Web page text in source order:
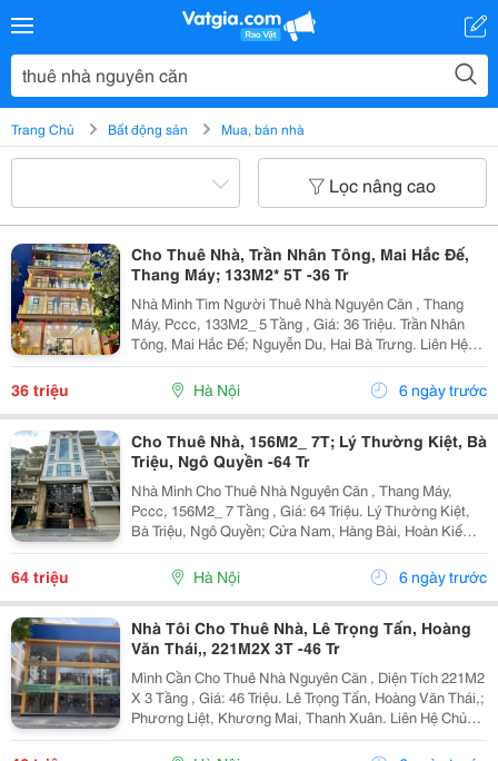
Trang Chủ Bất động sản Mua, bán nhà
Lọc nâng cao
Cho Thuê Nhà, Trần Nhân Tông, Mai Hắc Đế,
Thang Máy; 133M2* 5T -36 Tr
Nhà Mình Tìm Người Thuê Nhà Nguyên Căn , Thang
Máy, Pccc, 133M2_ 5 Tầng , Giá: 36 Triệu. Trần Nhân
Tông, Mai Hắc Đế; Nguyễn Du, Hai Bà Trưng. Liên Hệ
Chính Chủ: 0946507497 _Vỉa Hè Lớn, Mặt Tiền Rộng,
Thoáng. _Vị Trí Ngay Ngã Ba, Khu Đông Dân Cư,...
36 triệu Hà Nội 6 ngày trước
Cho Thuê Nhà, 156M2_ 7T; Lý Thường Kiệt, Bà
Triệu, Ngô Quyền -64 Tr
Nhà Mình Cho Thuê Nhà Nguyên Căn , Thang Máy,
Pccc, 156M2_ 7 Tầng , Giá: 64 Triệu. Lý Thường Kiệt,
Bà Triệu, Ngô Quyền; Cửa Nam, Hàng Bài, Hoàn Kiếm.
Liên Hệ Chính Chủ: 0946004782 _Vỉa Hè Lớn, Mặt Tiền
Rộng, Thoáng. _Vị Trí Ngay Ngã Ba, Khu Đông Dân...
64 triệu Hà Nội 6 ngày trước
Nhà Tôi Cho Thuê Nhà, Lê Trọng Tấn, Hoàng
Văn Thái,, 221M2X 3T -46 Tr
Mình Cần Cho Thuê Nhà Nguyên Căn , Diện Tích 221M2
X 3 Tầng , Giá: 46 Triệu. Lê Trọng Tấn, Hoàng Văn Thái,;
Phương Liệt, Khương Mai, Thanh Xuân. Liên Hệ Chủ
Nhà: 0945471581 . Vị Trí Gần Ngã Ba, Khu Đông Dân
Cư, Kinh Doanh Sầm Uất, Nhiều Trụ Sở Văn...